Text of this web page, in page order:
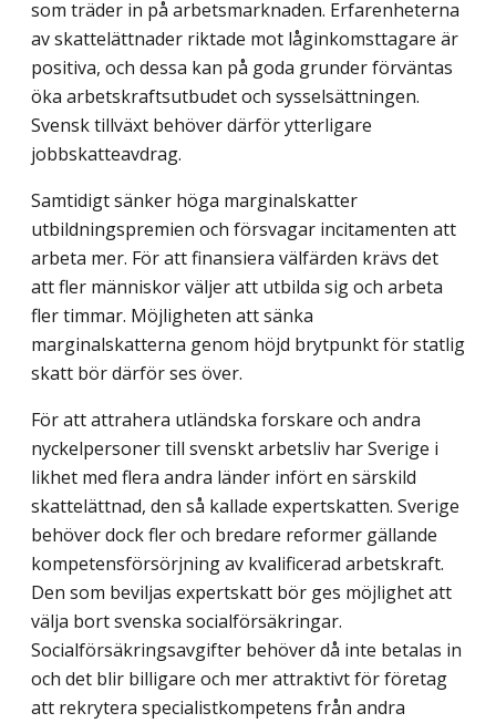
som träder in på arbetsmarknaden. Erfarenheterna
av skattelättnader riktade mot låg­inkomsttagare är
positiva, och dessa kan på goda grunder förväntas
öka arbetskrafts­utbudet och sysselsättningen.
Svensk tillväxt behöver därför ytterligare
jobbskatte­avdrag.
Samtidigt sänker höga marginalskatter
utbildningspremien och försvagar incitamenten att
arbeta mer. För att finansiera välfärden krävs det
att fler människor väljer att utbilda sig och arbeta
fler timmar. Möjligheten att sänka
marginalskatterna genom höjd brytpunkt för statlig
skatt bör därför ses över.
För att attrahera utländska forskare och andra
nyckelpersoner till svenskt arbetsliv har Sverige i
likhet med flera andra länder infört en särskild
skattelättnad, den så kallade expertskatten. Sverige
behöver dock fler och bredare reformer gällande
kompetens­försörjning av kvalificerad arbetskraft.
Den som beviljas expertskatt bör ges möjlighet att
välja bort svenska socialförsäkringar.
Socialförsäkringsavgifter behöver då inte betalas in
och det blir billigare och mer attraktivt för företag
att rekrytera specialist­kompetens från andra